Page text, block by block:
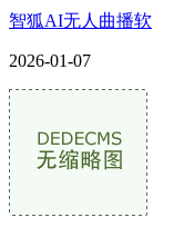
智狐AI无人曲播软
2026-01-07